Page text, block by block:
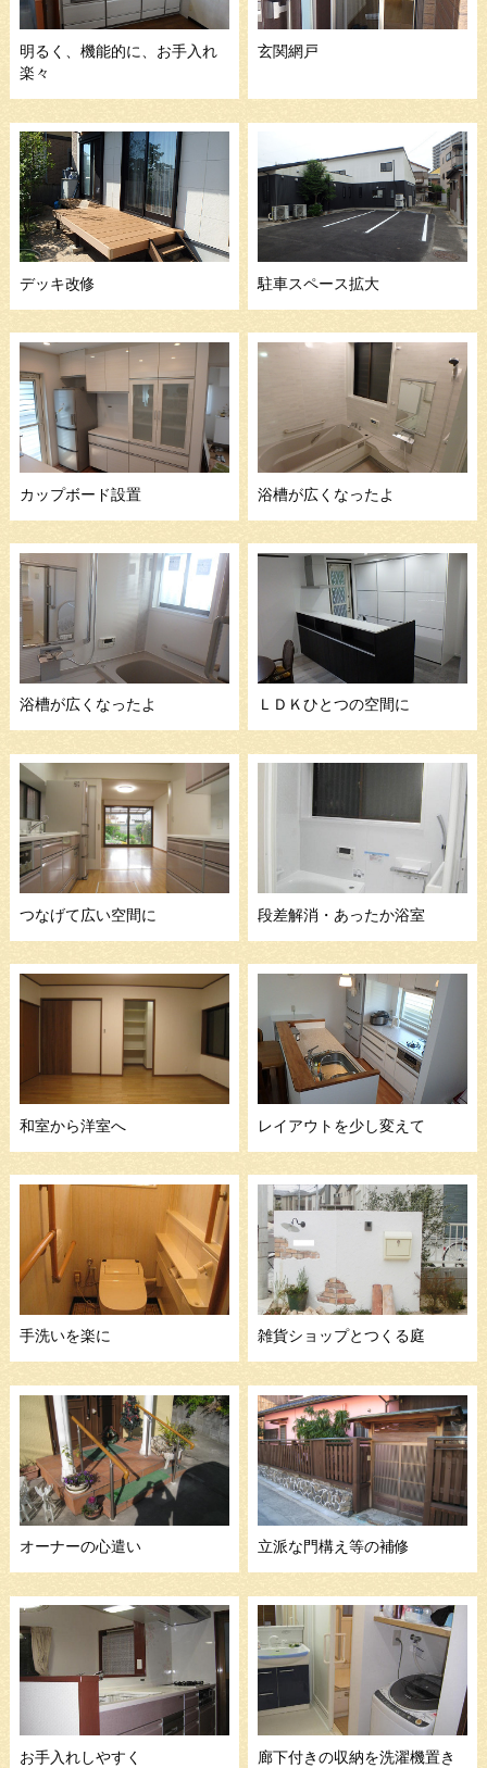
明るく、機能的に、お手入れ
楽々
玄関網戸
デッキ改修 駐車スペース拡大
カップボード設置 浴槽が広くなったよ
浴槽が広くなったよ ＬＤＫひとつの空間に
つなげて広い空間に 段差解消・あったか浴室
和室から洋室へ レイアウトを少し変えて
手洗いを楽に 雑貨ショップとつくる庭
オーナーの心遣い 立派な門構え等の補修
お手入れしやすく
廊下付きの収納を洗濯機置き